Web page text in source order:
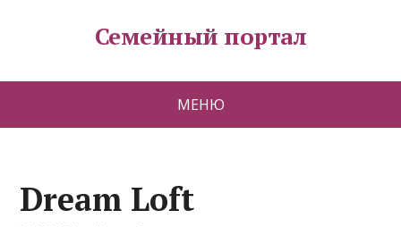
Семейный портал
МЕНЮ
Dream Loft